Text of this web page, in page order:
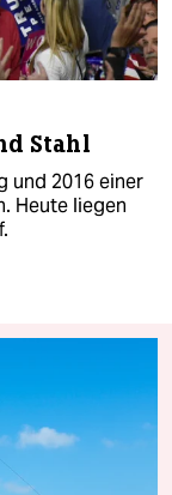
Stahl
und 2016 einer
Heute liegen